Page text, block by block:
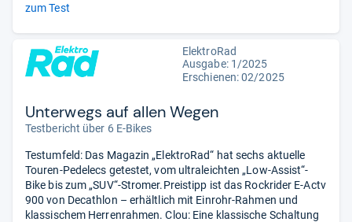
zum Test
ElektroRad
Ausgabe: 1/2025
Erschienen: 02/2025
Unterwegs auf allen Wegen
Testbericht über 6 E-Bikes
Testumfeld: Das Magazin „ElektroRad“ hat sechs aktuelle
Touren-Pedelecs getestet, vom ultraleichten „Low-Assist“-
Bike bis zum „SUV“-Stromer.Preistipp ist das Rockrider E-Actv
900 von Decathlon – erhältlich mit Einrohr-Rahmen und
klassischem Herrenrahmen. Clou: Eine klassische Schaltung